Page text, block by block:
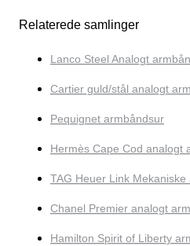
Relaterede samlinger
Lanco Steel Analogt
Cartier guld/stål analogt
Pequignet armbåndsur
Hermès Cape Cod analogt
TAG Heuer Link
Chanel Premier analogt
Hamilton Spirit of Liberty